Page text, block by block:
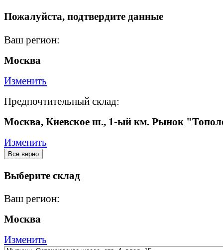
Пожалуйста, подтвердите данные
Ваш регион:
Москва
Изменить
Предпочтительный склад:
Москва, Киевское ш., 1-ый км. Рынок
Изменить
Все верно
Выберите склад
Ваш регион:
Москва
Изменить